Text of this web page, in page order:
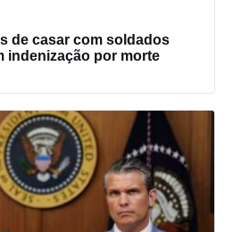
de casar com soldados
indenização por morte